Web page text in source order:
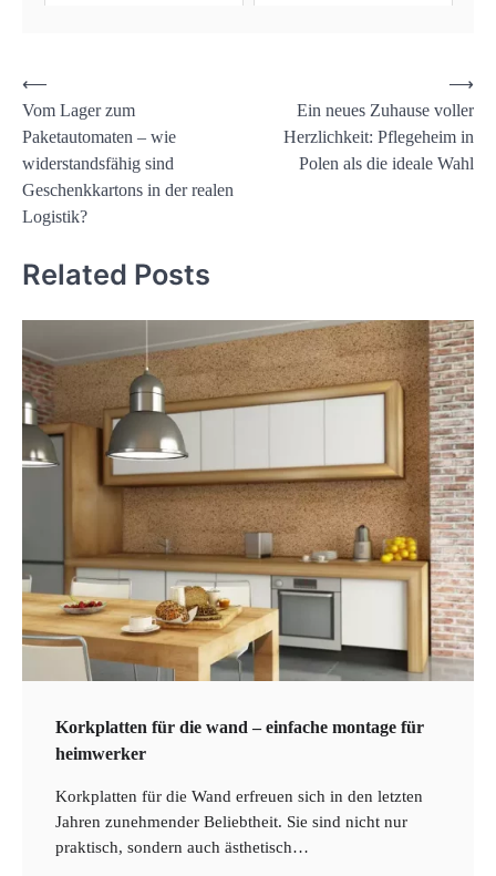
Post
navigation
⟵
Vom Lager zum
Paketautomaten – wie
widerstandsfähig sind
Geschenkkartons in der realen
Logistik?
Ein neues Zuhause voller
Herzlichkeit: Pflegeheim in
Polen als die ideale Wahl
⟶
Related Posts
Korkplatten für die wand – einfache montage für
heimwerker
Korkplatten für die Wand erfreuen sich in den letzten
Jahren zunehmender Beliebtheit. Sie sind nicht nur
praktisch, sondern auch ästhetisch…